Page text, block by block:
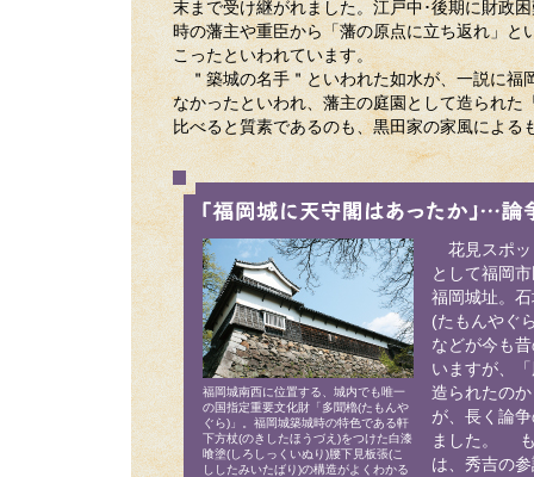
末まで受け継がれました。江戸中･後期に財政
時の藩主や重臣から「藩の原点に立ち返れ」と
こったといわれています。
＂築城の名手＂といわれた如水が、一説に福
なかったといわれ、藩主の庭園として造られた
比べると質素であるのも、黒田家の家風による
福岡城南西に位置する、城内でも唯一
の国指定重要文化財「多聞櫓(たもんや
ぐら)」。福岡城築城時の特色である軒
下方杖(のきしたほうづえ)をつけた白漆
喰塗(しろしっくいぬり)腰下見板張(こ
ししたみいたばり)の構造がよくわかる
花見スポッ
として福岡
福岡城址。
(たもんやぐ
などが今も
いますが、
造られたの
が、長く論
ました。
は、秀吉の